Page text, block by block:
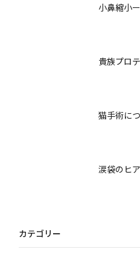
小鼻縮小
貴族プロ
猫手術に
涙袋のヒ
カテゴリー